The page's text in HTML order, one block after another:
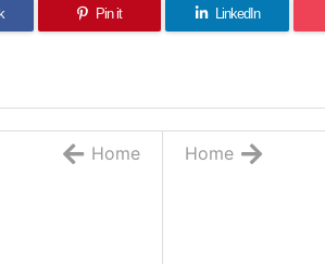
Pin it LinkedIn
Home
Home